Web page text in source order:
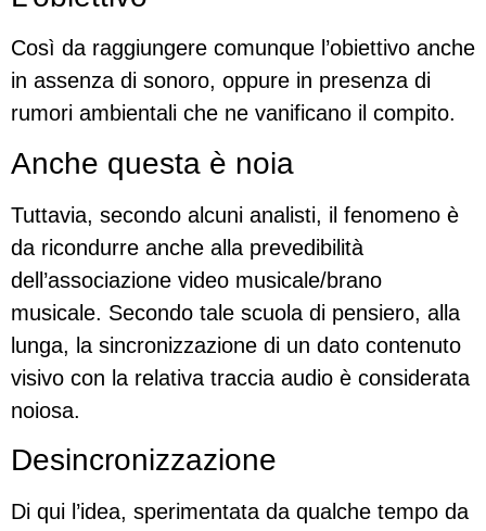
Così da raggiungere comunque l’obiettivo anche
in assenza di sonoro, oppure in presenza di
rumori ambientali che ne vanificano il compito.
Anche questa è noia
Tuttavia, secondo alcuni analisti, il fenomeno è
da ricondurre anche alla prevedibilità
dell’associazione video musicale/brano
musicale. Secondo tale scuola di pensiero, alla
lunga, la sincronizzazione di un dato contenuto
visivo con la relativa traccia audio è considerata
noiosa.
Desincronizzazione
Di qui l’idea, sperimentata da qualche tempo da